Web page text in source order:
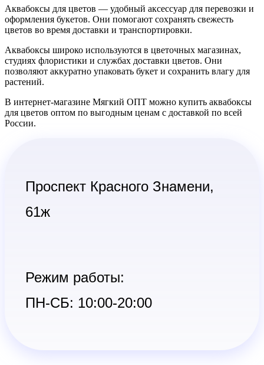
Аквабоксы для цветов — удобный аксессуар для перевозки и
оформления букетов. Они помогают сохранять свежесть
цветов во время доставки и транспортировки.
Аквабоксы широко используются в цветочных магазинах,
студиях флористики и службах доставки цветов. Они
позволяют аккуратно упаковать букет и сохранить влагу для
растений.
В интернет-магазине Мягкий ОПТ можно купить аквабоксы
для цветов оптом по выгодным ценам с доставкой по всей
России.
Проспект Красного Знамени,
61ж
Режим работы:
ПН-СБ: 10:00-20:00